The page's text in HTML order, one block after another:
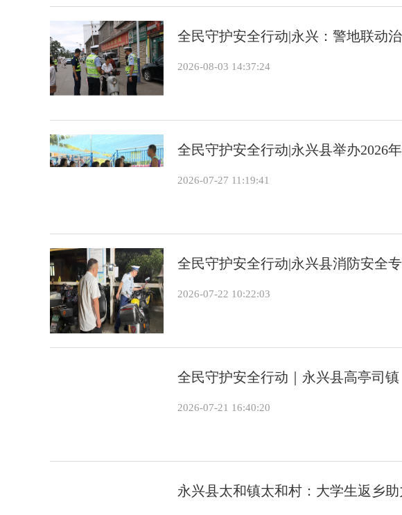
全民守护安全行动|永兴：警地联动
2026-08-03 14:37:24
全民守护安全行动|永兴县举办2026
2026-07-27 11:19:41
全民守护安全行动|永兴县消防安全
2026-07-22 10:22:03
全民守护安全行动｜永兴县高亭司
2026-07-21 16:40:20
永兴县太和镇太和村：大学生返乡